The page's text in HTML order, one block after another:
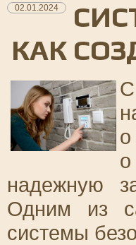
02.01.2024
КАК
о
надежную
Одним из
системы